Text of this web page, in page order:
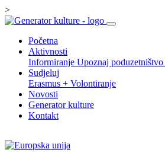
>
Početna
Aktivnosti
Informiranje Upoznaj poduzetništvo
Sudjeluj
Erasmus + Volontiranje
Novosti
Generator kulture
Kontakt